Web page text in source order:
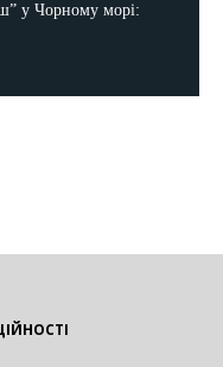
у Чорному морі: